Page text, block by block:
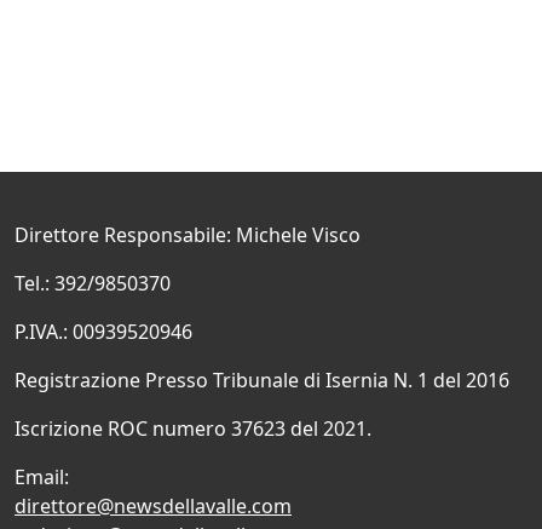
Direttore Responsabile: Michele Visco
Tel.: 392/9850370
P.IVA.: 00939520946
Registrazione Presso Tribunale di Isernia N. 1 del 2016
Iscrizione ROC numero 37623 del 2021.
Email:
direttore@newsdellavalle.com